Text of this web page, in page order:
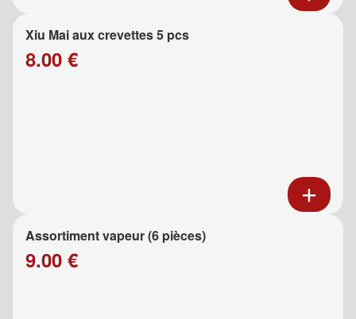
Xiu Mai aux crevettes 5 pcs
8.00 €
Assortiment vapeur (6 pièces)
9.00 €